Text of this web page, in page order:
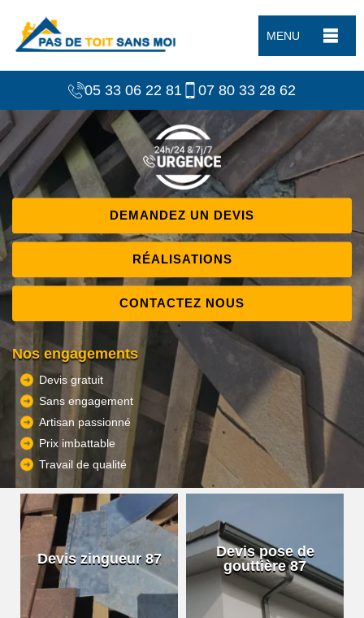
MENU
05 33 06 22 81 07 80 33 28 62
DEMANDEZ UN DEVIS
RÉALISATIONS
CONTACTEZ NOUS
Nos engagements
Devis gratuit
Sans engagement
Artisan passionné
Prix imbattable
Travail de qualité
Devis zingueur 87
Devis pose de
gouttière 87